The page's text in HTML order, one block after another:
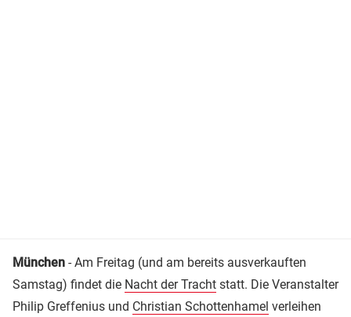
München - Am Freitag (und am bereits ausverkauften
Samstag) findet die Nacht der Tracht statt. Die Veranstalter
Philip Greffenius und Christian Schottenhamel verleihen